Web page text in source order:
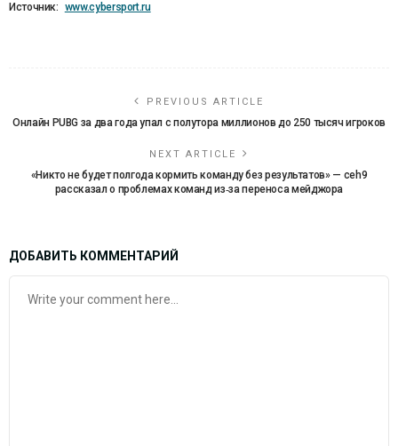
Источник: www.cybersport.ru
PREVIOUS ARTICLE
Онлайн PUBG за два года упал с полутора миллионов до 250 тысяч игроков
NEXT ARTICLE
«Никто не будет полгода кормить команду без результатов» — ceh9
рассказал о проблемах команд из‑за переноса мейджора
ДОБАВИТЬ КОММЕНТАРИЙ